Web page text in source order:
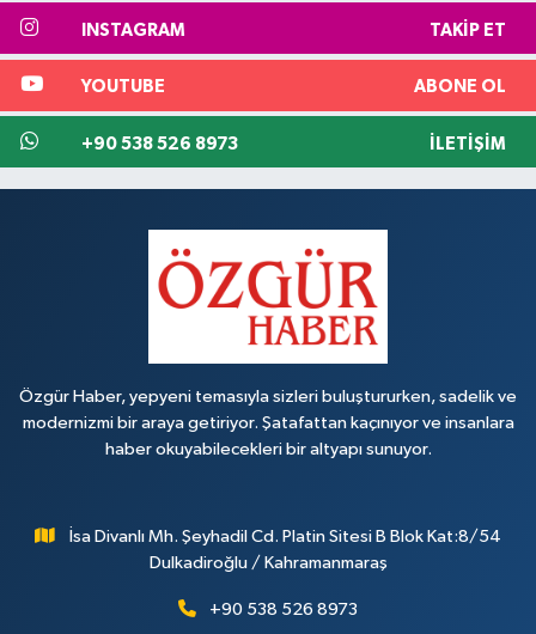
INSTAGRAM TAKIP ET
YOUTUBE ABONE OL
+90 538 526 8973 İLETIŞIM
Özgür Haber, yepyeni temasıyla sizleri buluştururken, sadelik ve
modernizmi bir araya getiriyor. Şatafattan kaçınıyor ve insanlara
haber okuyabilecekleri bir altyapı sunuyor.
İsa Divanlı Mh. Şeyhadil Cd. Platin Sitesi B Blok Kat:8/54
Dulkadiroğlu / Kahramanmaraş
+90 538 526 8973